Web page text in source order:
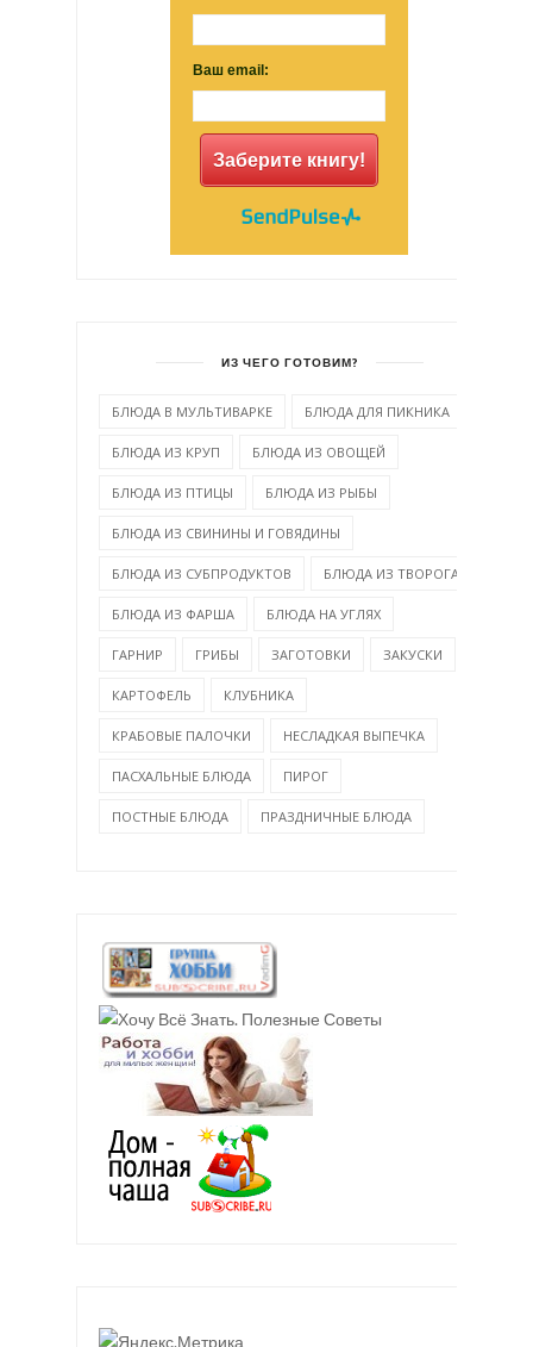
Ваш email:
Заберите книгу!
ИЗ ЧЕГО ГОТОВИМ?
БЛЮДА В МУЛЬТИВАРКЕ БЛЮДА ДЛЯ ПИКНИКА
БЛЮДА ИЗ КРУП БЛЮДА ИЗ ОВОЩЕЙ
БЛЮДА ИЗ ПТИЦЫ БЛЮДА ИЗ РЫБЫ
БЛЮДА ИЗ СВИНИНЫ И ГОВЯДИНЫ
БЛЮДА ИЗ СУБПРОДУКТОВ БЛЮДА ИЗ ТВОРОГА
БЛЮДА ИЗ ФАРША БЛЮДА НА УГЛЯХ
ГАРНИР ГРИБЫ ЗАГОТОВКИ ЗАКУСКИ
КАРТОФЕЛЬ КЛУБНИКА
КРАБОВЫЕ ПАЛОЧКИ НЕСЛАДКАЯ ВЫПЕЧКА
ПАСХАЛЬНЫЕ БЛЮДА ПИРОГ
ПОСТНЫЕ БЛЮДА ПРАЗДНИЧНЫЕ БЛЮДА